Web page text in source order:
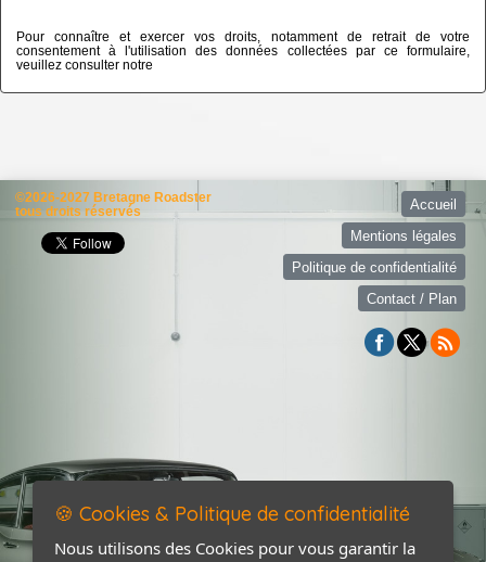
Pour connaître et exercer vos droits, notamment de retrait de votre
consentement à l'utilisation des données collectées par ce formulaire,
veuillez consulter notre
©2026-2027 Bretagne Roadster
tous droits réservés
Accueil
Mentions légales
Politique de confidentialité
Contact / Plan
🍪 Cookies & Politique de confidentialité
Nous utilisons des Cookies pour vous garantir la